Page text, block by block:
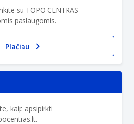
su TOPO CENTRAS
paslaugomis.
Plačiau
kaip apsipirkti